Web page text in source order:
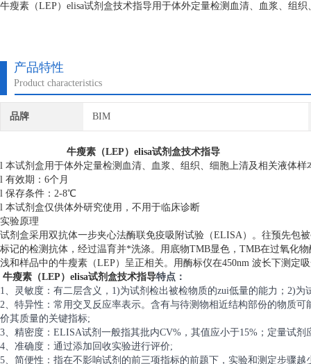
牛瘦素（LEP）elisa试剂盒技术指导用于体外定量检测血清、血浆、组
产品特性
Product characteristics
品牌 BIM
牛瘦素（LEP）elisa试剂盒技术指导
l 本试剂盒用于体外定量检测血清、血浆、组织、细胞上清及相关液体样
l 有效期：6个月
l 保存条件：2-8℃
l 本试剂盒仅供体外研究使用，不用于临床诊断
实验原理
试剂盒采用双抗体一步夹心法酶联免疫吸附试验（ELISA）。往预先包
标记的检测抗体，经过温育并*洗涤。用底物TMB显色，TMB在过氧化
浅和样品中的牛瘦素（LEP）呈正相关。用酶标仪在450nm 波长下测定
牛瘦素（LEP）elisa试剂盒技术指导特点：
1、灵敏度：有二层含义，1)为试剂检出被检物质的zui低量的能力；2)
2、特异性：常用交叉反应率表示。含有与待测物相近结构部份的物质
价其质量的关键指标;
3、精密度：ELISA试剂一般指其批内CV%，其值应小于15%；定量试剂
4、准确度：通过添加回收实验进行评价;
5、简便性：指在不影响试剂的前三项指标的前题下，实验和测定步骤